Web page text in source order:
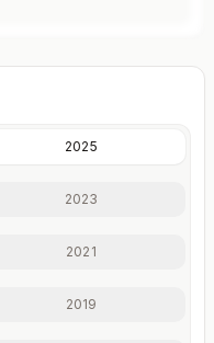
2025
2023
2021
2019